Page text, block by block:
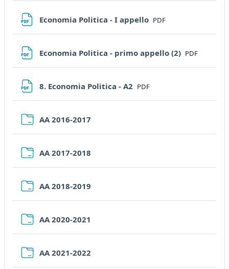
Economia Politica - I appello File
PDF
Economia Politica - primo appello (2) File
PDF
8. Economia Politica - A2 File
PDF
AA 2016-2017
AA 2017-2018
AA 2018-2019
AA 2020-2021
AA 2021-2022